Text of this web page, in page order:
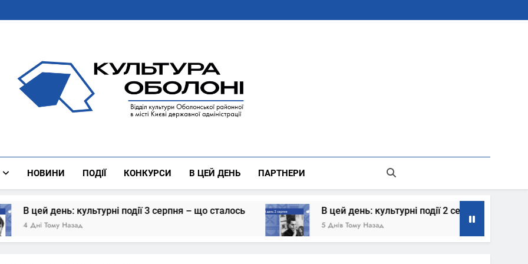
Культура Оболоні
НОВИНИ ПОДІЇ КОНКУРСИ В ЦЕЙ ДЕНЬ ПАРТНЕРИ
події 3 серпня – що сталось В цей день: культурні події 2 серпня – що сталось
5 Днів Тому Назад